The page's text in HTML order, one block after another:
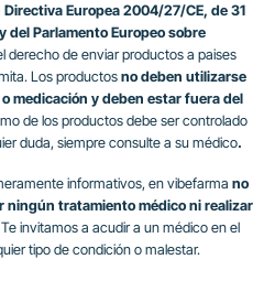
Directiva Europea 2004/27/CE, de 31
del Parlamento Europeo sobre
derecho de enviar productos a paises
Los productos no deben utilizarse
medicación y deben estar fuera del
de los productos debe ser controlado
duda, siempre consulte a su médico.
informativos, en vibefarma no
ningún tratamiento médico ni realizar
invitamos a acudir a un médico en el
tipo de condición o malestar.